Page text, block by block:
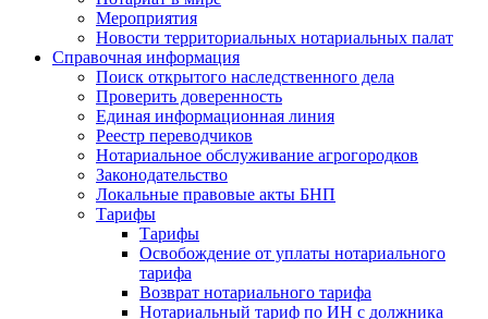
Мероприятия
Новости территориальных нотариальных палат
Справочная информация
Поиск открытого наследственного дела
Проверить доверенность
Единая информационная линия
Реестр переводчиков
Нотариальное обслуживание агрогородков
Законодательство
Локальные правовые акты БНП
Тарифы
Тарифы
Освобождение от уплаты нотариального
тарифа
Возврат нотариального тарифа
Нотариальный тариф по ИН с должника